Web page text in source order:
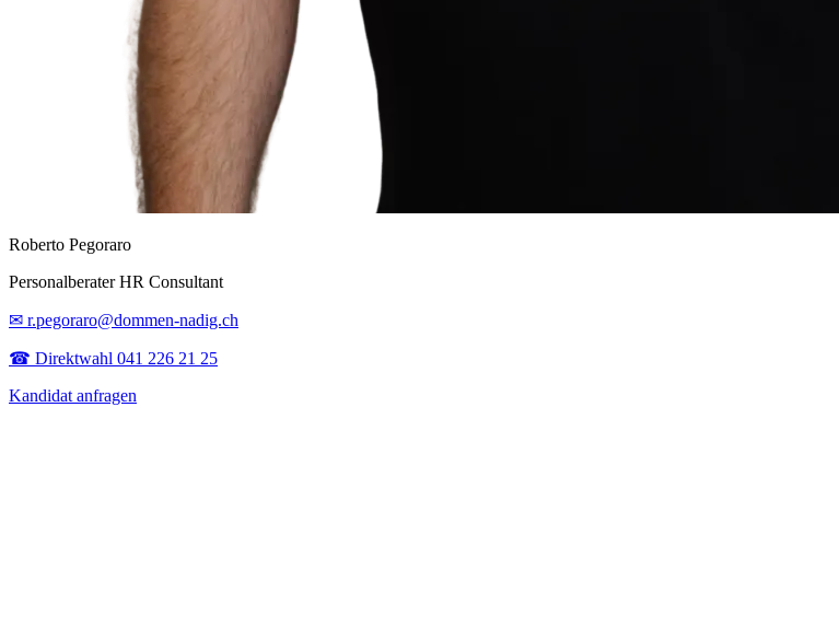
Roberto Pegoraro
Personalberater HR Consultant
✉ r.pegoraro@dommen-nadig.ch
☎ Direktwahl 041 226 21 25
Kandidat anfragen